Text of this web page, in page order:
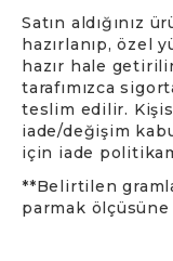
Satın aldığınız
hazırlanıp, özel
hazır hale
tarafımızca
teslim edilir.
iade/değişim
için iade
**Belirtilen
parmak